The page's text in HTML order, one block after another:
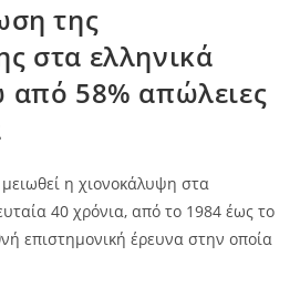
της
στα ελληνικά
58% απώλειες
η χιονοκάλυψη στα
40 χρόνια, από το 1984 έως το
επιστημονική έρευνα στην οποία